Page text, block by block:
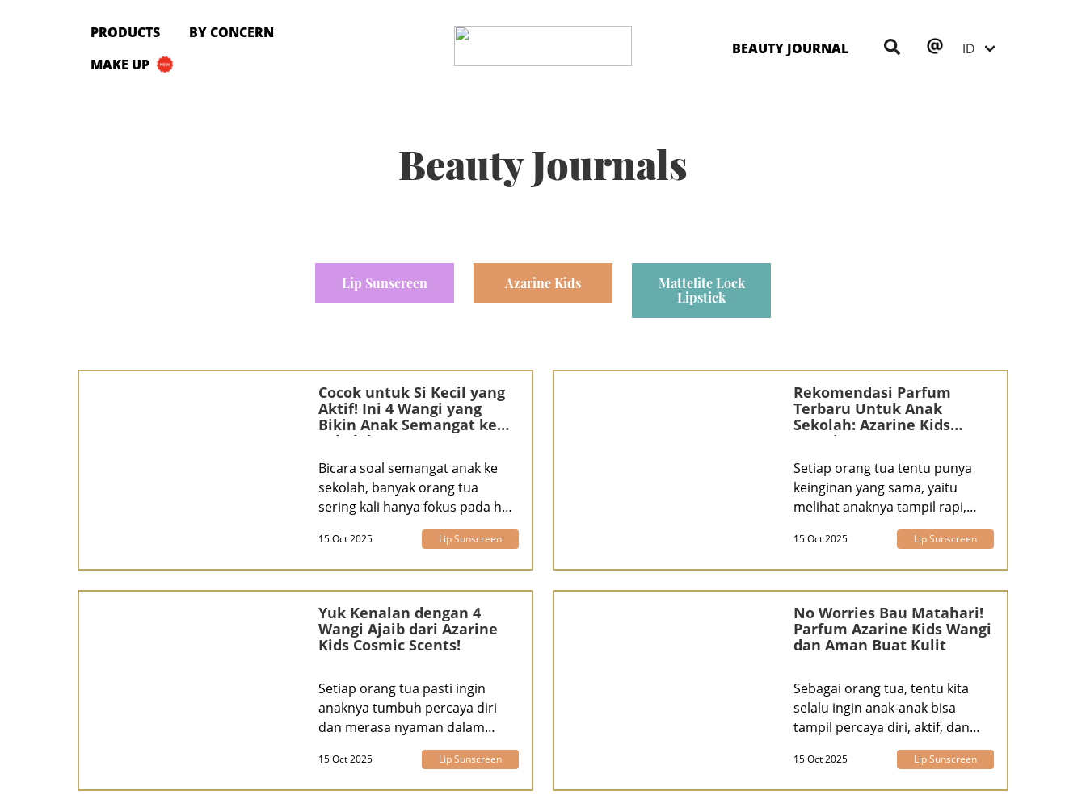
PRODUCTS
BY CONCERN
MAKE UP
BEAUTY JOURNAL
Beauty Journals
Lip Sunscreen Azarine Kids
Mattelite Lock
Lipstick
Cocok untuk Si Kecil yang
Aktif! Ini 4 Wangi yang
Bikin Anak Semangat ke
Sekolah
Bicara soal semangat anak ke
sekolah, banyak orang tua
sering kali hanya fokus pada hal-
15 Oct 2025 Lip Sunscreen
Rekomendasi Parfum
Terbaru Untuk Anak
Sekolah: Azarine Kids
Cosmic Scents
Setiap orang tua tentu punya
keinginan yang sama, yaitu
melihat anaknya tampil rapi,
15 Oct 2025 Lip Sunscreen
Yuk Kenalan dengan 4
Wangi Ajaib dari Azarine
Kids Cosmic Scents!
Setiap orang tua pasti ingin
anaknya tumbuh percaya diri
dan merasa nyaman dalam
15 Oct 2025 Lip Sunscreen
No Worries Bau Matahari!
Parfum Azarine Kids Wangi
dan Aman Buat Kulit
Sebagai orang tua, tentu kita
selalu ingin anak-anak bisa
tampil percaya diri, aktif, dan
15 Oct 2025 Lip Sunscreen